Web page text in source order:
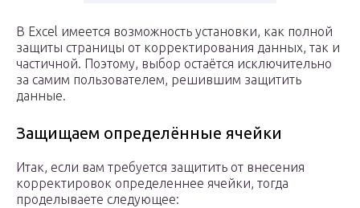
В Excel имеется возможность установки, как полной
защиты страницы от корректирования данных, так и
частичной. Поэтому, выбор остаётся исключительно
за самим пользователем, решившим защитить
данные.
Защищаем определённые ячейки
Итак, если вам требуется защитить от внесения
корректировок определеннее ячейки, тогда
проделываете следующее: